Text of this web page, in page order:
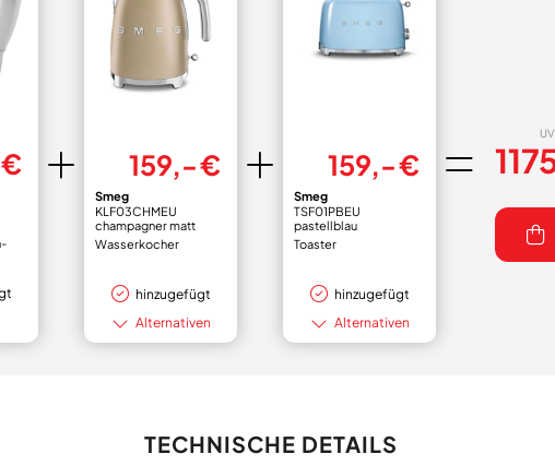
€ 159,- €
Smeg
KLF03CHMEU
champagner matt
Wasserkocher
Alternativen
hinzugefügt
159,- €
Smeg
TSF01PBEU
pastellblau
Toaster
Alternativen
hinzugefügt
TECHNISCHE DETAILS